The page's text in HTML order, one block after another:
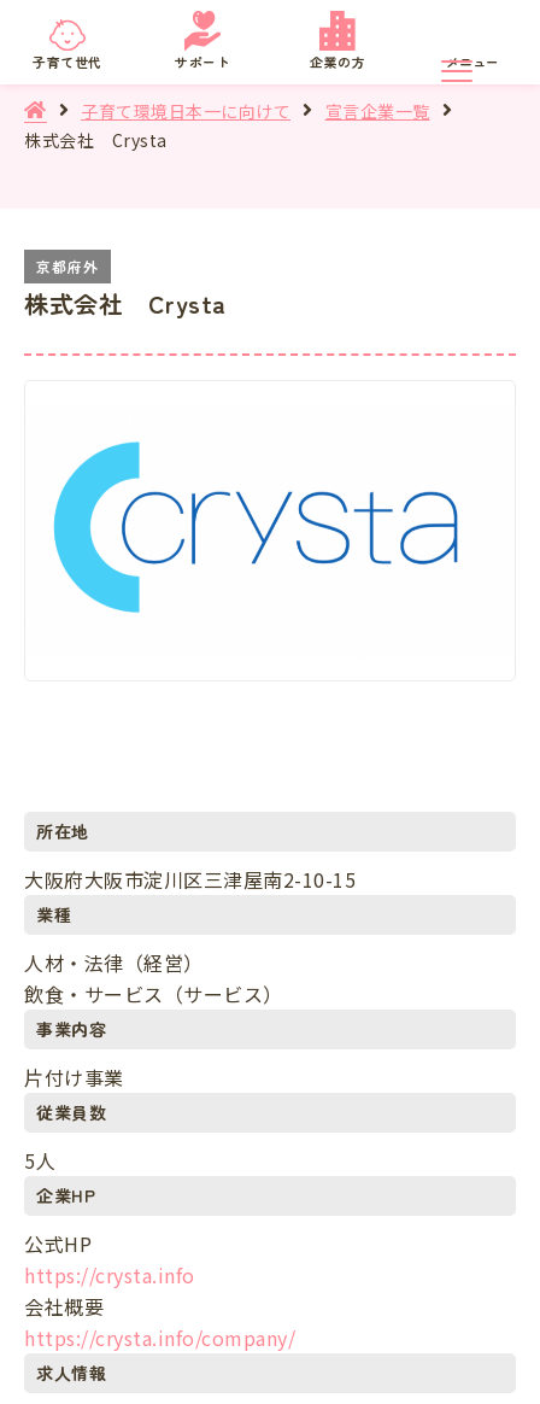
京都府
子育て世代 サポート 企業の方 メニュー
子育て環境日本一に向けて
宣言企業一覧
株式会社 Crysta
株式会社 Crysta
所在地
大阪府大阪市淀川区三津屋南2-10-15
業種
人材・法律（経営）
飲食・サービス（サービス）
事業内容
片付け事業
従業員数
5人
企業HP
公式HP
https://crysta.info
会社概要
https://crysta.info/company/
求人情報